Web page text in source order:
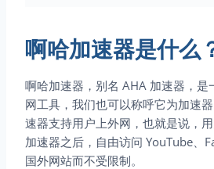
啊哈加速器是什么
啊哈加速器，别名 AHA 加速器，是
网工具，我们也可以称呼它为加速
速器支持用户上外网，也就是说，
加速器之后，自由访问 YouTube、
国外网站而不受限制。